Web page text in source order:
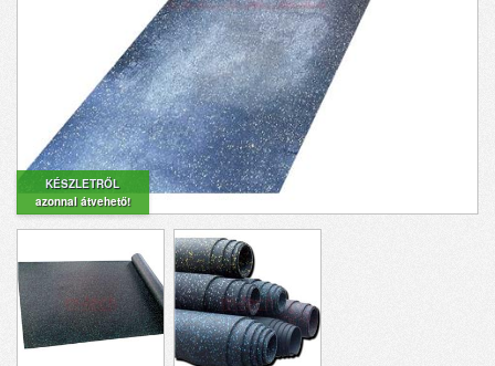
KÉSZLETRŐL
azonnal átvehető!